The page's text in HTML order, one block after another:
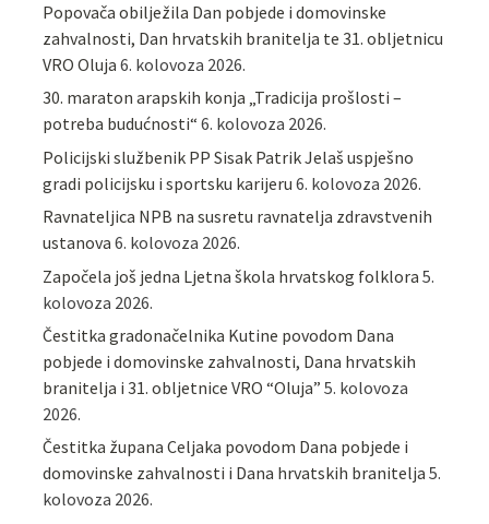
Popovača obilježila Dan pobjede i domovinske
zahvalnosti, Dan hrvatskih branitelja te 31. obljetnicu
VRO Oluja 6. kolovoza 2026.
30. maraton arapskih konja „Tradicija prošlosti –
potreba budućnosti“ 6. kolovoza 2026.
Policijski službenik PP Sisak Patrik Jelaš uspješno
gradi policijsku i sportsku karijeru 6. kolovoza 2026.
Ravnateljica NPB na susretu ravnatelja zdravstvenih
ustanova 6. kolovoza 2026.
Započela još jedna Ljetna škola hrvatskog folklora 5.
kolovoza 2026.
Čestitka gradonačelnika Kutine povodom Dana
pobjede i domovinske zahvalnosti, Dana hrvatskih
branitelja i 31. obljetnice VRO “Oluja” 5. kolovoza
2026.
Čestitka župana Celjaka povodom Dana pobjede i
domovinske zahvalnosti i Dana hrvatskih branitelja 5.
kolovoza 2026.